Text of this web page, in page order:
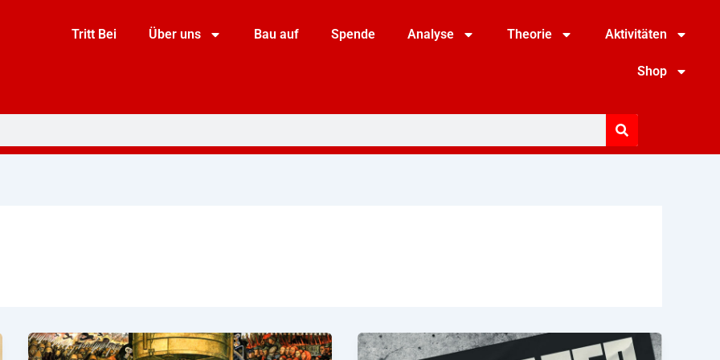
Tritt Bei Über uns Bau auf Spende Analyse Theorie Aktivitäten
Shop